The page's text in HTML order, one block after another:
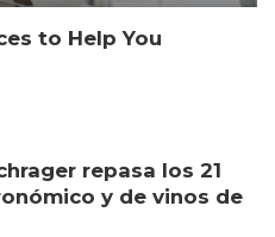
to Help You
repasa los 21
y de vinos de